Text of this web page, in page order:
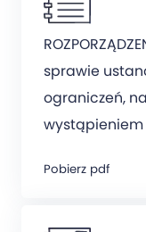
sprawie
ograniczeń,
Pobierz pdf